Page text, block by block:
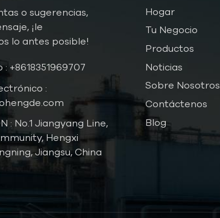
o sugerencias,
¡le
lo antes posible!
: +8618351969707
:
: No.1 Jiangyang Line,
Hengxi
Jiangsu, China
Hogar
Tu Negocio
Productos
Noticias
Sobre Nosotros
Contáctenos
Blog